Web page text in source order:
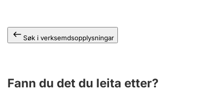
Søk i verksemdsopplysningar
Fann du det du leita etter?